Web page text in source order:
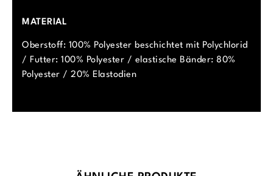
MATERIAL
Oberstoff: 100% Polyester beschichtet mit Polychlorid
/ Futter: 100% Polyester / elastische Bänder: 80%
Polyester / 20% Elastodien